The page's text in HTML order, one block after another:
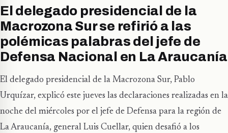
El delegado presidencial de la
Macrozona Sur se refirió a las
polémicas palabras del jefe de
Defensa Nacional en La Araucanía
El delegado presidencial de la Macrozona Sur, Pablo
Urquízar, explicó este jueves las declaraciones realizadas en la
noche del miércoles por el jefe de Defensa para la región de
La Araucanía, general Luis Cuellar, quien desafió a los